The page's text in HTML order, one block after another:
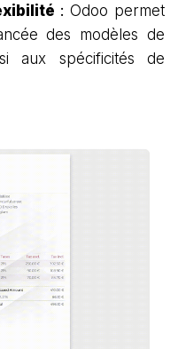
: Odoo permet
des modèles de
aux spécificités de